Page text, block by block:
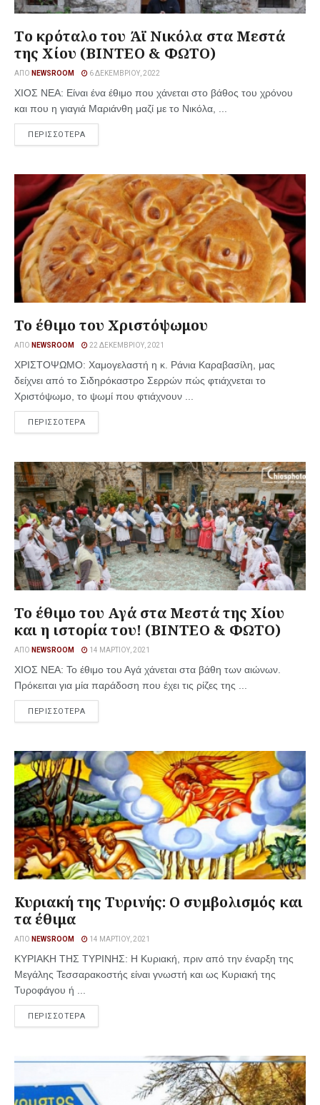
Τo κρόταλο του Άϊ Νικόλα στα Μεστά
της Χίου (ΒΙΝΤΕΟ & ΦΩΤΟ)
ΑΠΌ NEWSROOM 6 ΔΕΚΕΜΒΡΊΟΥ, 2022
ΧΙΟΣ ΝΕΑ: Είναι ένα έθιμο που χάνεται στο βάθος του χρόνου
και που η γιαγιά Μαριάνθη μαζί με το Νικόλα, ...
ΠΕΡΙΣΣΟΤΕΡΑ
To έθιμο του Χριστόψωμου
ΑΠΌ NEWSROOM 22 ΔΕΚΕΜΒΡΊΟΥ, 2021
ΧΡΙΣΤΟΨΩΜΟ: Χαμογελαστή η κ. Ράνια Καραβασίλη, μας
δείχνει από το Σιδηρόκαστρο Σερρών πώς φτιάχνεται το
Χριστόψωμο, το ψωμί που φτιάχνουν ...
ΠΕΡΙΣΣΟΤΕΡΑ
Το έθιμο του Αγά στα Μεστά της Χίου
και η ιστορία του! (ΒΙΝΤΕΟ & ΦΩΤΟ)
ΑΠΌ NEWSROOM 14 ΜΑΡΤΊΟΥ, 2021
ΧΙΟΣ ΝΕΑ: Το έθιμο του Αγά χάνεται στα βάθη των αιώνων.
Πρόκειται για μία παράδοση που έχει τις ρίζες της ...
ΠΕΡΙΣΣΟΤΕΡΑ
Κυριακή της Τυρινής: Ο συμβολισμός και
τα έθιμα
ΑΠΌ NEWSROOM 14 ΜΑΡΤΊΟΥ, 2021
ΚΥΡΙΑΚΗ ΤΗΣ ΤΥΡΙΝΗΣ: Η Κυριακή, πριν από την έναρξη της
Μεγάλης Τεσσαρακοστής είναι γνωστή και ως Κυριακή της
Τυροφάγου ή ...
ΠΕΡΙΣΣΟΤΕΡΑ